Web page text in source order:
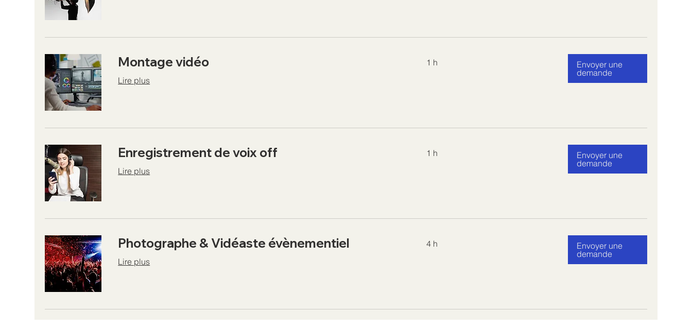
Montage vidéo
Lire plus
1 h
Envoyer une
demande
Enregistrement de voix off
Lire plus
1 h
Envoyer une
demande
Photographe & Vidéaste évènementiel
Lire plus
4 h
Envoyer une
demande